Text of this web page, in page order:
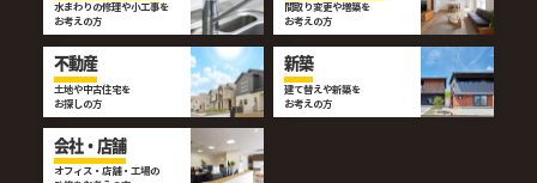
水まわりの修理や小工事を
お考えの方
間取り変更や増築を
お考えの方
不動産
土地や中古住宅を
お探しの方
新築
建て替えや新築を
お考えの方
会社・店舗
オフィス・店舗・工場の